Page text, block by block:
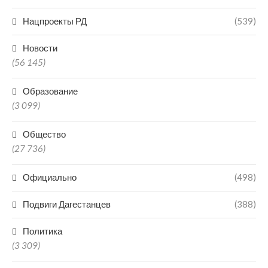
Нацпроекты РД (539)
Новости
(56 145)
Образование
(3 099)
Общество
(27 736)
Официально (498)
Подвиги Дагестанцев (388)
Политика
(3 309)